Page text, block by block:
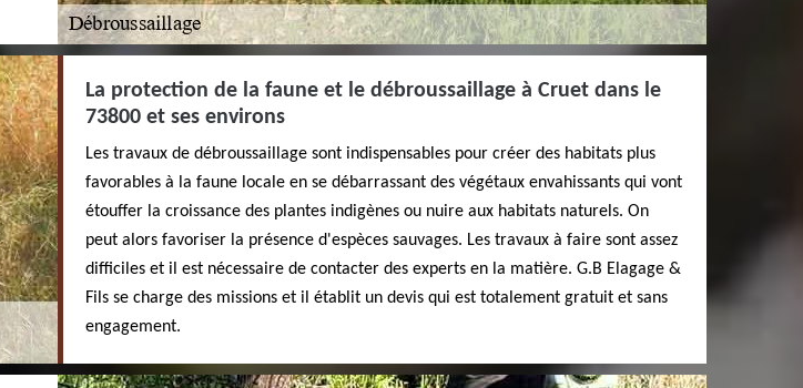
La protection de la faune et le débroussaillage à Cruet dans le
73800 et ses environs
Les travaux de débroussaillage sont indispensables pour créer des habitats plus
favorables à la faune locale en se débarrassant des végétaux envahissants qui vont
étouffer la croissance des plantes indigènes ou nuire aux habitats naturels. On
peut alors favoriser la présence d'espèces sauvages. Les travaux à faire sont assez
difficiles et il est nécessaire de contacter des experts en la matière. G.B Elagage &
Fils se charge des missions et il établit un devis qui est totalement gratuit et sans
engagement.